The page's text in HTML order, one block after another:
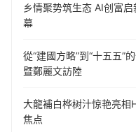
乡情聚势筑生态 AI创富
幕
從“建國方略”到“十五五”
暨鄭麗文訪陸
大龍補白桦树汁惊艳亮相
焦点